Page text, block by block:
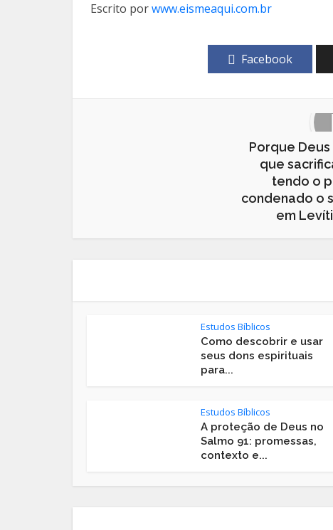
Escrito porwww.eismeaqui.com.br
Facebook
Porque
que
tendo o
condenado o
em
Estudos Bíblicos
Como descobrir e usar
seus dons espirituais
para...
Estudos Bíblicos
A proteção de Deus no
Salmo 91: promessas,
contexto e...